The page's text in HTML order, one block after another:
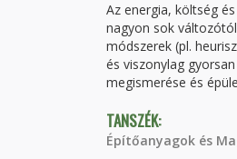
Az energia, költség
nagyon sok
módszerek (pl.
és viszonylag
megismerése és
TANSZÉK:
Építőanyagok és